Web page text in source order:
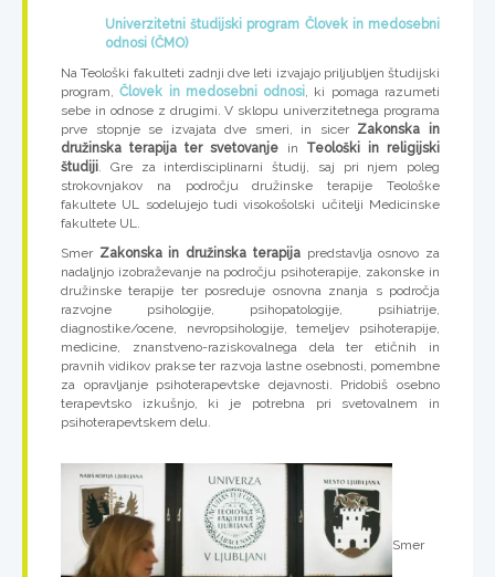
Univerzitetni študijski program Človek in medosebni
odnosi (ČMO)
Na Teološki fakulteti zadnji dve leti izvajajo priljubljen študijski
program,Človek in medosebni odnosi , ki pomaga razumeti
sebe in odnose z drugimi. V sklopu univerzitetnega programa
prve stopnje se izvajata dve smeri, in sicer Zakonska in
družinska terapija ter svetovanje in Teološki in religijski
študiji . Gre za interdisciplinarni študij, saj pri njem poleg
strokovnjakov na področju družinske terapije Teološke
fakultete UL sodelujejo tudi visokošolski učitelji Medicinske
fakultete UL.
Smer Zakonska in družinska terapijapredstavlja osnovo za
nadaljnjo izobraževanje na področju psihoterapije, zakonske in
družinske terapije ter posreduje osnovna znanja s področja
razvojne psihologije, psihopatologije, psihiatrije,
diagnostike/ocene, nevropsihologije, temeljev psihoterapije,
medicine, znanstveno-raziskovalnega dela ter etičnih in
pravnih vidikov prakse ter razvoja lastne osebnosti, pomembne
za opravljanje psihoterapevtske dejavnosti. Pridobiš osebno
terapevtsko izkušnjo, ki je potrebna pri svetovalnem in
psihoterapevtskem delu.
Smer